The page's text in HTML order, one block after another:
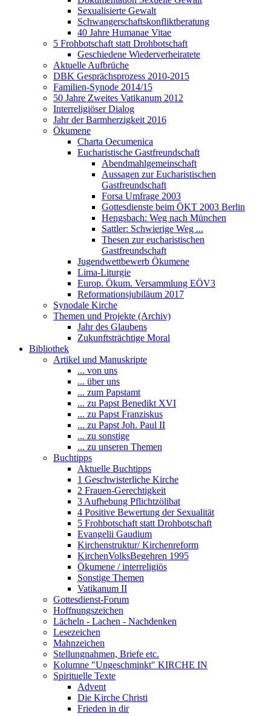
Sexualisierte Gewalt
Schwangerschaftskonfliktberatung
40 Jahre Humanae Vitae
5 Frohbotschaft statt Drohbotschaft
Geschiedene Wiederverheiratete
Aktuelle Aufbrüche
DBK Gesprächsprozess 2010-2015
Familien-Synode 2014/15
50 Jahre Zweites Vatikanum 2012
Interreligiöser Dialog
Jahr der Barmherzigkeit 2016
Ökumene
Charta Oecumenica
Eucharistische Gastfreundschaft
Abendmahlgemeinschaft
Aussagen zur Eucharistischen
Gastfreundschaft
Forsa Umfrage 2003
Gottesdienste beim ÖKT 2003 Berlin
Hengsbach: Weg nach München
Sattler: Schwierige Weg ...
Thesen zur eucharistischen
Gastfreundschaft
Jugendwettbewerb Ökumene
Lima-Liturgie
Europ. Ökum. Versammlung EÖV3
Reformationsjubiläum 2017
Synodale Kirche
Themen und Projekte (Archiv)
Jahr des Glaubens
Zukunftsträchtige Moral
Bibliothek
Artikel und Manuskripte
... von uns
... über uns
... zum Papstamt
... zu Papst Benedikt XVI
... zu Papst Franziskus
... zu Papst Joh. Paul II
... zu sonstige
... zu unseren Themen
Buchtipps
Aktuelle Buchtipps
1 Geschwisterliche Kirche
2 Frauen-Gerechtigkeit
3 Aufhebung Pflichtzölibat
4 Positive Bewertung der Sexualität
5 Frohbotschaft statt Drohbotschaft
Evangelii Gaudium
Kirchenstruktur/ Kirchenreform
KirchenVolksBegehren 1995
Ökumene / interreligiös
Sonstige Themen
Vatikanum II
Gottesdienst-Forum
Hoffnungszeichen
Lächeln - Lachen - Nachdenken
Lesezeichen
Mahnzeichen
Stellungnahmen, Briefe etc.
Kolumne "Ungeschminkt" KIRCHE IN
Spirituelle Texte
Advent
Die Kirche Christi
Frieden in dir